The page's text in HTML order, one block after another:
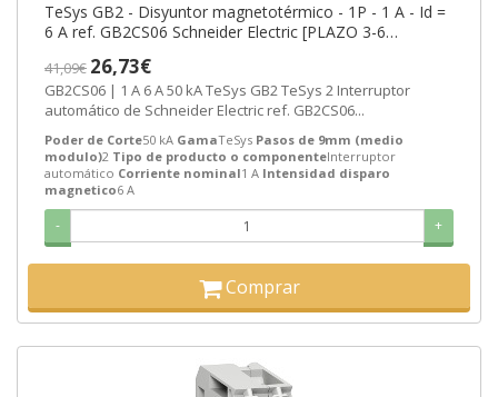
TeSys GB2 - Disyuntor magnetotérmico - 1P - 1 A - Id =
6 A ref. GB2CS06 Schneider Electric [PLAZO 3-6
41,09€ 26,73€
GB2CS06 | 1 A 6 A 50 kA TeSys GB2 TeSys 2 Interruptor
automático de Schneider Electric ref. GB2CS06...
Poder de Corte50 kA GamaTeSys Pasos de 9mm (medio
modulo)2 Tipo de producto o componenteInterruptor
automático Corriente nominal1 A Intensidad disparo
magnetico6 A
- +
Comprar